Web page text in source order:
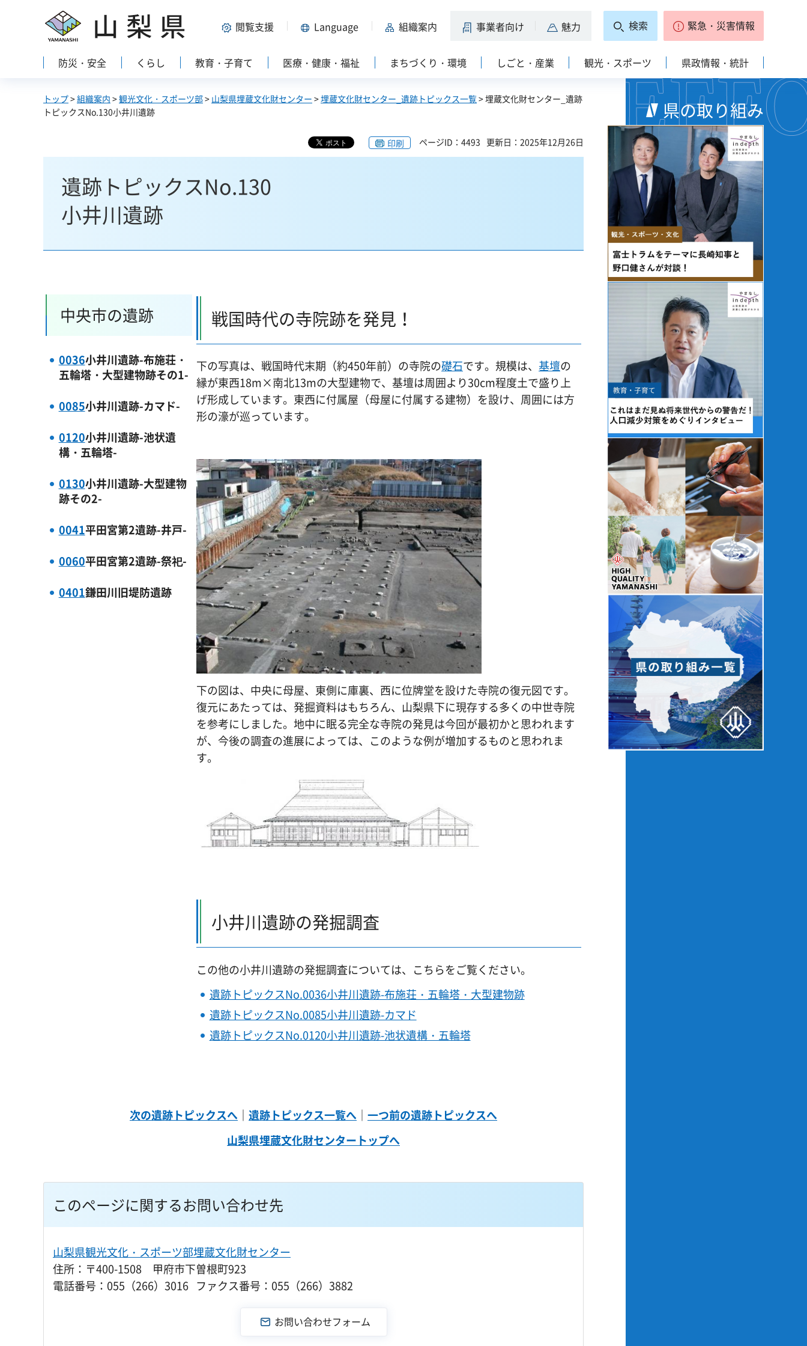
山梨県 閲覧支援 Language 組織案内 事業者向け 魅力 検索 緊急・災害情報
防災・安全 くらし 教育・子育て 医療・健康・福祉 まちづくり・環境 しごと・産業 観光・スポーツ 県政情報・統計
トップ>組織案内 >観光文化・スポーツ部> 山梨県埋蔵文化財センター >埋蔵文化財センター_遺跡トピックス一覧> 埋蔵文化財センター_遺跡
トピックスNo.130小井川遺跡
印刷 ページID：4493 更新日：2025年12月26日
遺跡トピックスNo.130
小井川遺跡
中央市の遺跡
0036小井川遺跡-布施荘・
五輪塔・大型建物跡その1-
0085小井川遺跡-カマド-
0120小井川遺跡-池状遺
構・五輪塔-
0130小井川遺跡-大型建物
跡その2-
0041平田宮第2遺跡-井戸-
0060平田宮第2遺跡-祭祀-
0401鎌田川旧堤防遺跡
戦国時代の寺院跡を発見！
下の写真は、戦国時代末期（約450年前）の寺院の礎石です。規模は、 基壇の
縁が東西18m×南北13mの大型建物で、基壇は周囲より30cm程度土で盛り上
げ形成しています。東西に付属屋（母屋に付属する建物）を設け、周囲には方
形の濠が巡っています。
下の図は、中央に母屋、東側に庫裏、西に位牌堂を設けた寺院の復元図です。
復元にあたっては、発掘資料はもちろん、山梨県下に現存する多くの中世寺院
を参考にしました。地中に眠る完全な寺院の発見は今回が最初かと思われます
が、今後の調査の進展によっては、このような例が増加するものと思われま
す。
小井川遺跡の発掘調査
この他の小井川遺跡の発掘調査については、こちらをご覧ください。
遺跡トピックスNo.0036小井川遺跡-布施荘・五輪塔・大型建物跡
遺跡トピックスNo.0085小井川遺跡-カマド
遺跡トピックスNo.0120小井川遺跡-池状遺構・五輪塔
次の遺跡トピックスへ ｜ 遺跡トピックス一覧へ ｜ 一つ前の遺跡トピックスへ
山梨県埋蔵文化財センタートップへ
このページに関するお問い合わせ先
山梨県観光文化・スポーツ部埋蔵文化財センター
住所：〒400-1508 甲府市下曽根町923
電話番号：055（266）3016 ファクス番号：055（266）3882
県の取り組み